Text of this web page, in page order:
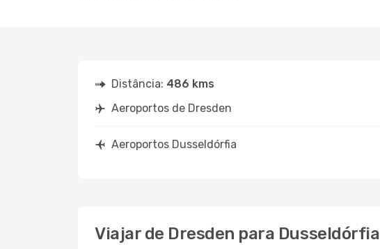
Distância: 486 kms
Aeroportos de Dresden
Aeroportos Dusseldórfia
Viajar de Dresden para Dusseldórfia